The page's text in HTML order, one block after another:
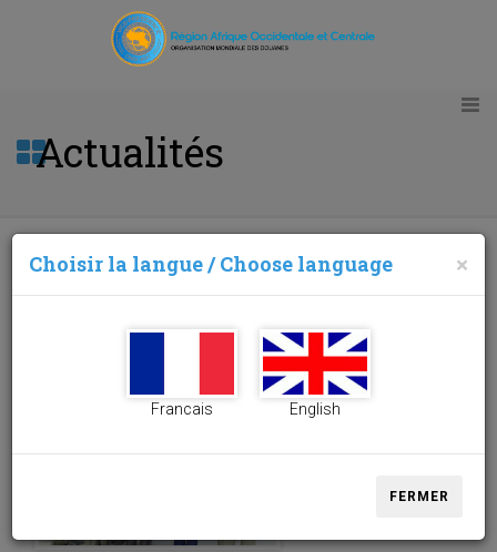
Actualités
30/03/2016
Choisir la langue / Choose language ×
Francais English
FERMER